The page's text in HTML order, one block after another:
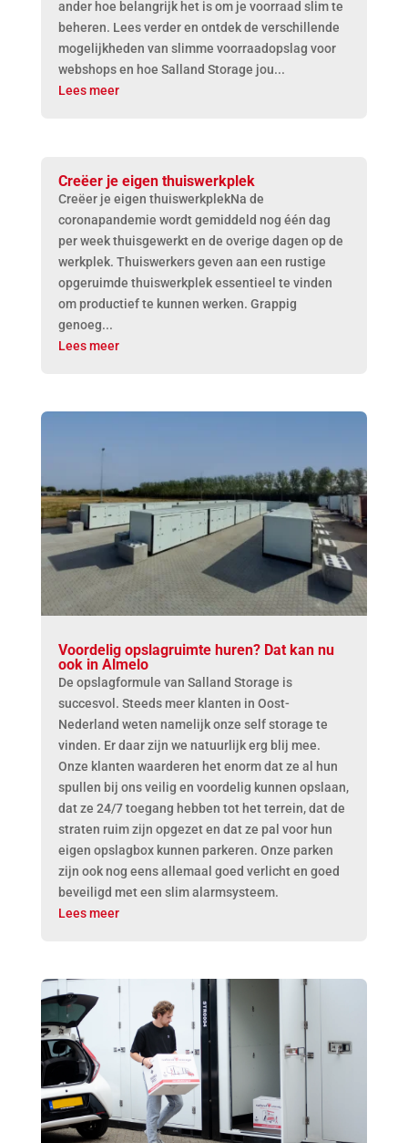
ander hoe belangrijk het is om je voorraad slim te
beheren. Lees verder en ontdek de verschillende
mogelijkheden van slimme voorraadopslag voor
webshops en hoe Salland Storage jou...
Lees meer
Creëer je eigen thuiswerkplek
Creëer je eigen thuiswerkplekNa de
coronapandemie wordt gemiddeld nog één dag
per week thuisgewerkt en de overige dagen op de
werkplek. Thuiswerkers geven aan een rustige
opgeruimde thuiswerkplek essentieel te vinden
om productief te kunnen werken. Grappig
genoeg...
Lees meer
Voordelig opslagruimte huren? Dat kan nu
ook in Almelo
De opslagformule van Salland Storage is
succesvol. Steeds meer klanten in Oost-
Nederland weten namelijk onze self storage te
vinden. Er daar zijn we natuurlijk erg blij mee.
Onze klanten waarderen het enorm dat ze al hun
spullen bij ons veilig en voordelig kunnen opslaan,
dat ze 24/7 toegang hebben tot het terrein, dat de
straten ruim zijn opgezet en dat ze pal voor hun
eigen opslagbox kunnen parkeren. Onze parken
zijn ook nog eens allemaal goed verlicht en goed
beveiligd met een slim alarmsysteem.
Lees meer